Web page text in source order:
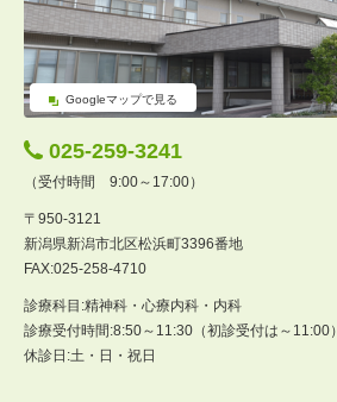
Googleマップで見る
025-259-3241
（受付時間 9:00～17:00）
〒950-3121
新潟県新潟市北区松浜町3396番地
FAX:025-258-4710
診療科目:精神科・心療内科・内科
診療受付時間:8:50～11:30（初診受付は～11:00）
休診日:土・日・祝日